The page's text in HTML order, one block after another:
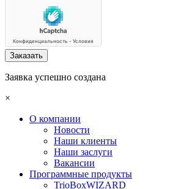
Заказать
Заявка успешно создана
×
О компании
Новости
Наши клиенты
Наши заслуги
Вакансии
Программные продукты
TrioBoxWIZARD